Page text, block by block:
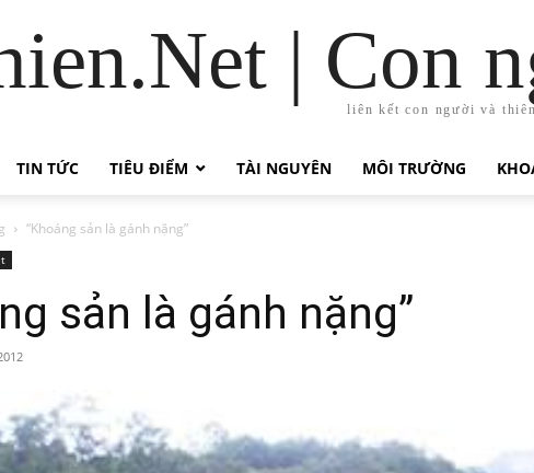
| Con
liên kết con người và
TIN TỨC TIÊU ĐIỂM TÀI NGUYÊN MÔI TRƯỜNG
“Khoáng sản là gánh nặng”
sản là gánh nặng”